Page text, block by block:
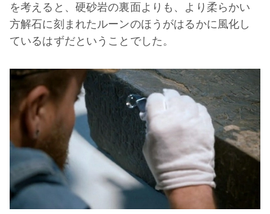
を考えると、硬砂岩の裏面よりも、より柔らかい
方解石に刻まれたルーンのほうがはるかに風化し
ているはずだということでした。